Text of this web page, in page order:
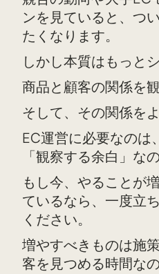
ンを見ていると、つ
たくなります。
しかし本質はもっと
商品と顧客の関係を
そして、その関係を
EC運営に必要なのは
「観察する余白」な
もし今、やることが
ているなら、一度立
ください。
増やすべきものは施
客を見つめる時間な